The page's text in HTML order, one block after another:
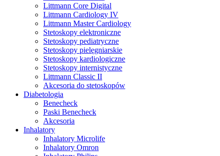
Littmann Core Digital
Littmann Cardiology IV
Littmann Master Cardiology
Stetoskopy elektroniczne
Stetoskopy pediatryczne
Stetoskopy pielęgniarskie
Stetoskopy kardiologiczne
Stetoskopy internistyczne
Littmann Classic II
Akcesoria do stetoskopów
Diabetologia
Benecheck
Paski Benecheck
Akcesoria
Inhalatory
Inhalatory Microlife
Inhalatory Omron